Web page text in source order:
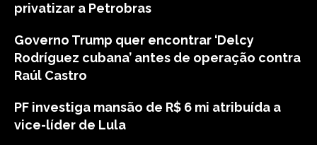
privatizar a Petrobras
Governo Trump quer encontrar ‘Delcy
Rodríguez cubana’ antes de operação contra
Raúl Castro
PF investiga mansão de R$ 6 mi atribuída a
vice-líder de Lula